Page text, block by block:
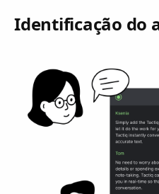
Identificação do